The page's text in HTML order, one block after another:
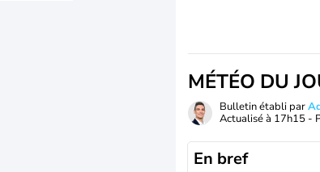
MÉTÉO DU
Bulletin établi par
Actualisé à 17h15 -
En bref